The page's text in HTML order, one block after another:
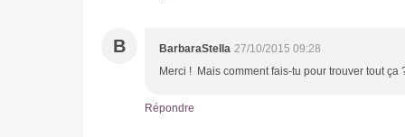
B BarbaraStella 27/10/2015 09:28
Merci ! Mais comment fais-tu pour trouver tout ça
Répondre